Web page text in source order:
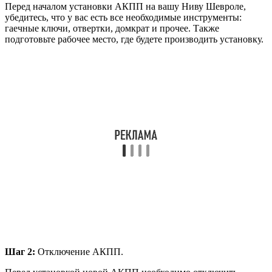
Перед началом установки АКПП на вашу Ниву Шевроле,
убедитесь, что у вас есть все необходимые инструменты:
гаечные ключи, отвертки, домкрат и прочее. Также
подготовьте рабочее место, где будете производить установку.
Шаг 2: Отключение АКПП.